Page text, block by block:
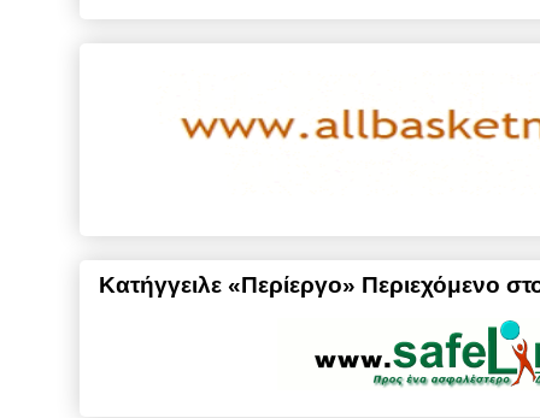
Κατήγγειλε «Περίεργο» Περιεχόμενο